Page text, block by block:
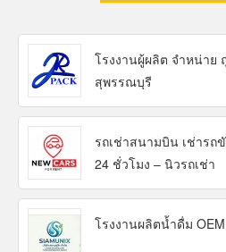
โรงงานผู้ผลิต จำหน่าย
สุพรรณบุรี
รถเช่าสนามบิน เช่ารถ
24 ชั่วโมง – นิวรถเช่า
โรงงานผลิตน้ำดื่ม